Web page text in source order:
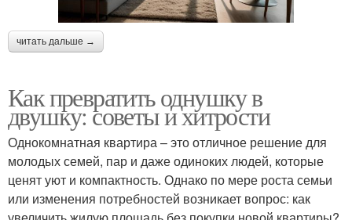
читать дальше →
Как превратить однушку в
двушку: советы и хитрости
Однокомнатная квартира – это отличное решение для
молодых семей, пар и даже одиноких людей, которые
ценят уют и компактность. Однако по мере роста семьи
или изменения потребностей возникает вопрос: как